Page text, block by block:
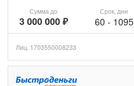
Сумма до
3 000 000 ₽
Срок, дни
60 - 1095
Лиц. 1703550008233